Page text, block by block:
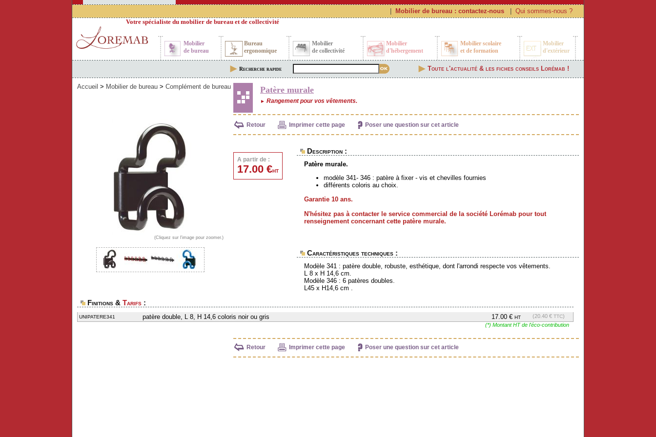
Mobilier de bureau : contactez-nous
Qui sommes-nous ?
Votre spécialiste du mobilier de bureau et de collectivité
Mobilier
de bureau
Bureau
ergonomique
Mobilier
de collectivité
Mobilier
d'hébergement
Mobilier scolaire
et de formation
Mobilier
d'extérieur
Recherche rapide Toute l'actualité & les fiches conseils Lorémab !
Accueil > Mobilier de bureau > Complément de bureau Patère murale
► Rangement pour vos vêtements.
(Cliquez sur l'image pour zoomer.)
Retour Imprimer cette page Poser une question sur cet article
A partir de :
17.00 €HT
Description :
Patère murale.
modèle 341- 346 : patère à fixer - vis et chevilles fournies
différents coloris au choix.
Garantie 10 ans.
N'hésitez pas à contacter le service commercial de la société Lorémab pour tout
renseignement concernant cette patère murale.
Caractéristiques techniques :
Modèle 341 : patère double, robuste, esthétique, dont l'arrondi respecte vos vêtements.
L 8 x H 14,6 cm.
Modèle 346 : 6 patères doubles.
L45 x H14,6 cm .
Finitions & Tarifs :
UNIPATERE341 patère double, L 8, H 14,6 coloris noir ou gris 17.00 €HT (20.40 € TTC)
(*) Montant HT de l'éco-contribution
Retour Imprimer cette page Poser une question sur cet article